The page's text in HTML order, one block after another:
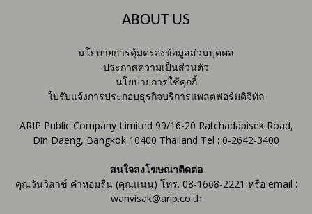
ABOUT US
นโยบายการคุ้มครองข้อมูลส่วนบุคคล
ประกาศความเป็นส่วนตัว
นโยบายการใช้คุกกี้
ใบรับแจ้งการประกอบธุรกิจบริการแพลตฟอร์มดิจิทัล
ARIP Public Company Limited 99/16-20 Ratchadapisek Road,
Din Daeng, Bangkok 10400 Thailand Tel : 0-2642-3400
สนใจลงโฆษณาติดต่อ
คุณวันวิสาข์ คำหอมรื่น (คุณแนน) โทร. 08-1668-2221 หรือ email :
wanvisak@arip.co.th